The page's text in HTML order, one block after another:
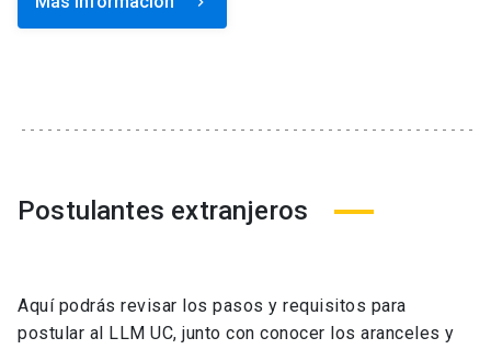
Postulantes extranjeros
Aquí podrás revisar los pasos y requisitos para
postular al LLM UC, junto con conocer los aranceles y